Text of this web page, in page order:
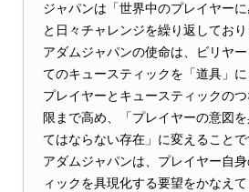
ジャパンは「世界中のプレイヤーに
と日々チャレンジを繰り返しており
アダムジャパンの使命は、ビリヤ
てのキュースティックを「道具」に
プレイヤーとキュースティックの
限まで高め、「プレイヤーの意図
てはならない存在」に変えることで
アダムジャパンは、プレイヤー自
ィックを具現化する要望をかなえ